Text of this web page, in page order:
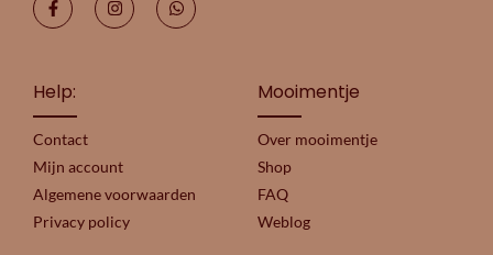
Help:
Contact
Mijn account
Algemene voorwaarden
Privacy policy
Mooimentje
Over mooimentje
Shop
FAQ
Weblog